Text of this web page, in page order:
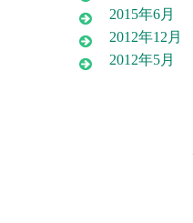
2015年6月
2012年12月
2012年5月